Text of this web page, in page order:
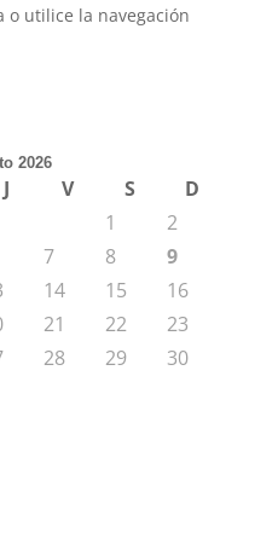
o utilice la navegación
2026
J V S
D
1
2
7 8
9
14 15
16
21 22
23
28 29
30